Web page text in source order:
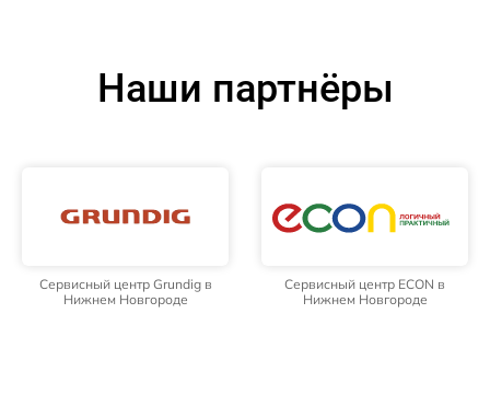
Наши партнёры
Сервисный центр Grundig в
Нижнем Новгороде
Сервисный центр ECON в
Нижнем Новгороде